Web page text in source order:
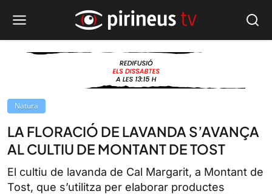
Natura
LA FLORACIÓ DE LAVANDA S’AVANÇA
AL CULTIU DE MONTANT DE TOST
El cultiu de lavanda de Cal Margarit, a Montant de
Tost, que s’utilitza per elaborar productes